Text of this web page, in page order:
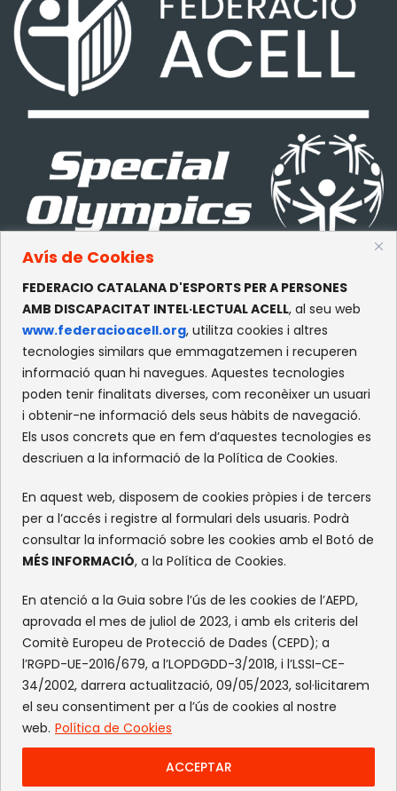
Avís de Cookies
FEDERACIO CATALANA D'ESPORTS PER A PERSONES
AMB DISCAPACITAT INTEL·LECTUAL ACELL, al seu web
www.federacioacell.org, utilitza cookies i altres
tecnologies similars que emmagatzemen i recuperen
informació quan hi navegues. Aquestes tecnologies
poden tenir finalitats diverses, com reconèixer un usuari
i obtenir-ne informació dels seus hàbits de navegació.
Els usos concrets que en fem d’aquestes tecnologies es
descriuen a la informació de la Política de Cookies.
En aquest web, disposem de cookies pròpies i de tercers
per a l’accés i registre al formulari dels usuaris. Podrà
consultar la informació sobre les cookies amb el Botó de
MÉS INFORMACIÓ, a la Política de Cookies.
En atenció a la Guia sobre l’ús de les cookies de l’AEPD,
aprovada el mes de juliol de 2023, i amb els criteris del
Comitè Europeu de Protecció de Dades (CEPD); a
l’RGPD-UE-2016/679, a l’LOPDGDD-3/2018, i l’LSSI-CE-
34/2002, darrera actualització, 09/05/2023, sol·licitarem
el seu consentiment per a l’ús de cookies al nostre
web. Política de Cookies
ACCEPTAR
CONTACTE
c/Olympe de Gouges, S/N
Recinte Mundet
08035 -Barcelona
XARXES SOCIALS